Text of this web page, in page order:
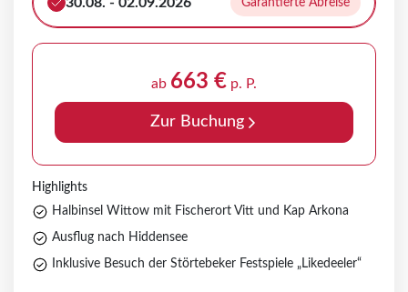
30.08. - 02.09.2026 Garantierte Abreise
ab 663 € p. P.
Zur Buchung
Highlights
Halbinsel Wittow mit Fischerort Vitt und Kap Arkona
Ausflug nach Hiddensee
Inklusive Besuch der Störtebeker Festspiele „Likedeeler“